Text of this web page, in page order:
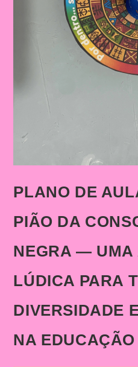
PLANO DE
PIÃO DA
NEGRA — UMA
LÚDICA PARA
DIVERSIDADE
NA